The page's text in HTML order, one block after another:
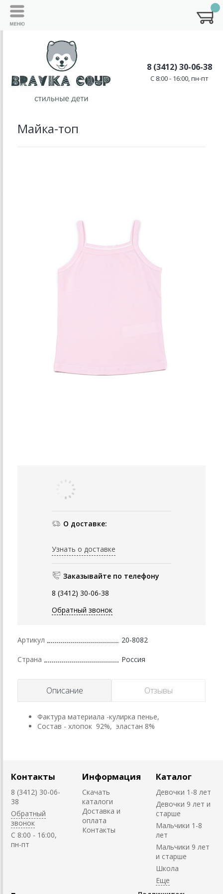
8 (3412) 30-06-38
C 8:00 - 16:00, пн-пт
Майка-топ
О доставке:
Узнать о доставке
Заказывайте по телефону
8 (3412) 30-06-38
Обратный звонок
Артикул 20-8082
Страна Россия
Описание Отзывы
Фактура материала -кулирка пенье,
Состав - хлопок 92%, эластан 8%
Контакты
8 (3412) 30-06-
38
Обратный
звонок
C 8:00 - 16:00,
пн-пт
Информация
Скачать
каталоги
Доставка и
оплата
Контакты
Каталог
Девочки 1-8 лет
Девочки 9 лет и
старше
Мальчики 1-8
лет
Мальчики 9 лет
и старше
Школа